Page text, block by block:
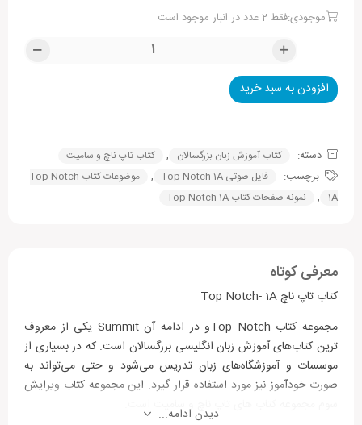
موجودی:فقط 2 عدد در انبار موجود است
افزودن به سبد خرید
دسته: کتاب آموزش زبان بزرگسالان , کتاب تاپ ناچ و سامیت
برچسب: فایل صوتی Top Notch 1A ,
موضوعات کتاب Top Notch
1A
, نمونه صفحات کتاب Top Notch 1A
معرفی کوتاه
کتاب تاپ ناچ Top Notch- 1A
مجموعه کتاب Top Notchو در ادامه آن Summit یکی از معروف
ترین کتاب‌های آموزش زبان انگلیسی بزرگسالان است. که در بسیاری از
موسسات و آموزشگاه‌های زبان تدریس می‌شود و حتی می‌تواند به
صورت خودآموز نیز مورد استفاده قرار ‌گیرد. این مجموعه کتاب ویرایش
سوم مجموعه کتاب های تاپ ناچ و سامیت است.
دیدن ادامه...